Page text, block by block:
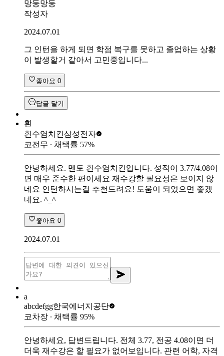
망둥망둥
작성자
2024.07.01
그 인턴을 하게 되면 학점 복구를 못하고 졸업하는 상황
이 발생할거 같아서 고민중입니다...
좋아요 0
답글 달기
흰
흰수염치킨삼성전자
코전무 ∙ 채택률 57%
안녕하세요. 멘토 흰수염치킨입니다. 성적이 3.77/4.08이
면 매우 준수한 편이세요 재수강할 필요성은 보이지 않
네요 인턴하시는걸 추천드려요! 도움이 되었으면 좋겠
네요. ^_^
좋아요 0
2024.07.01
a
abcdefgg한국에너지공단
코차장 ∙ 채택률 95%
안녕하세요, 답변드립니다. 전체 3.77, 전공 4.08이면 더
더욱 재수강은 할 필요가 없어보입니다. 관련 어학, 자격